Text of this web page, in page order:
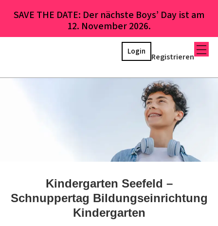
SAVE THE DATE: Der nächste Boys’ Day ist am
12. November 2026.
Registrieren
Login
Kindergarten Seefeld –
Schnuppertag Bildungseinrichtung
Kindergarten